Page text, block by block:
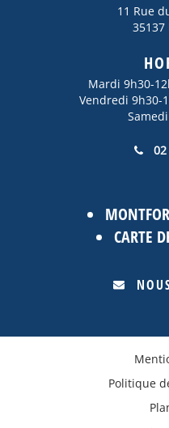
11 Rue
35137
Mardi 9h30-
Vendredi 9h30-
CARTE
Politique